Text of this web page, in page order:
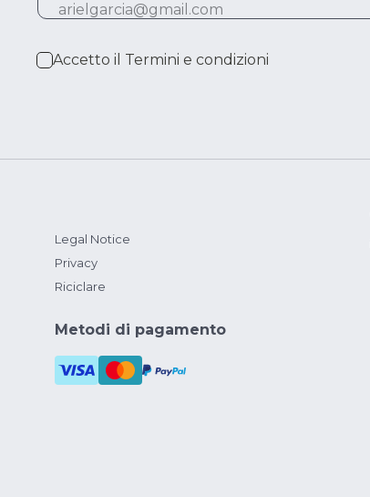
Accetto il Termini e condizioni
Legal Notice
Privacy
Riciclare
Metodi di pagamento